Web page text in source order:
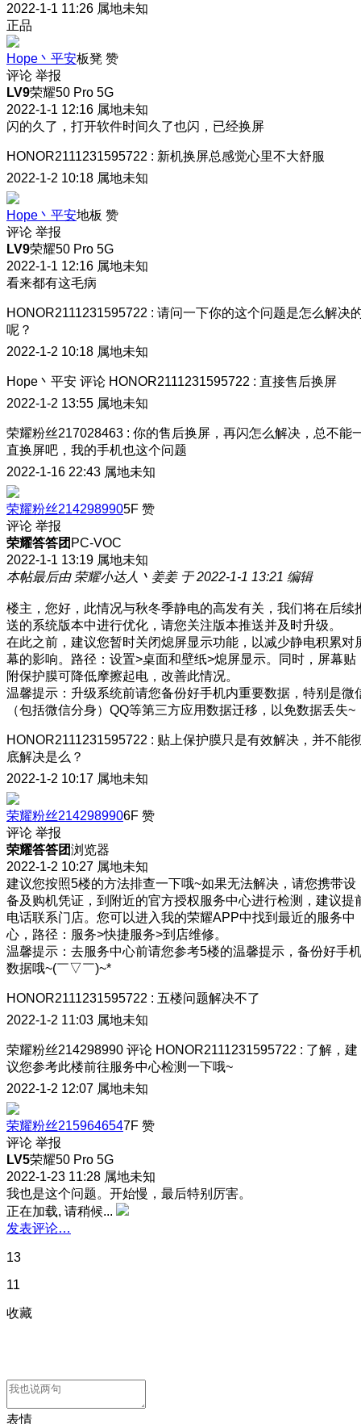
2022-1-1 11:26 属地未知
正品
Hope丶平安板凳 赞
评论 举报
LV9荣耀50 Pro 5G
2022-1-1 12:16 属地未知
闪的久了，打开软件时间久了也闪，已经换屏
HONOR2111231595722 : 新机换屏总感觉心里不大舒服
2022-1-2 10:18 属地未知
Hope丶平安地板 赞
评论 举报
LV9荣耀50 Pro 5G
2022-1-1 12:16 属地未知
看来都有这毛病
HONOR2111231595722 : 请问一下你的这个问题是怎么解决
呢？
2022-1-2 10:18 属地未知
Hope丶平安 评论 HONOR2111231595722 : 直接售后换屏
2022-1-2 13:55 属地未知
荣耀粉丝217028463 : 你的售后换屏，再闪怎么解决，总不能
直换屏吧，我的手机也这个问题
2022-1-16 22:43 属地未知
荣耀粉丝2142989905F 赞
评论 举报
荣耀答答团 PC-VOC
2022-1-1 13:19 属地未知
本帖最后由 荣耀小达人丶姜姜 于 2022-1-1 13:21 编辑
楼主，您好，此情况与秋冬季静电的高发有关，我们将在后续
送的系统版本中进行优化，请您关注版本推送并及时升级。
在此之前，建议您暂时关闭熄屏显示功能，以减少静电积累对
幕的影响。路径：设置>桌面和壁纸>熄屏显示。同时，屏幕贴
附保护膜可降低摩擦起电，改善此情况。
温馨提示：升级系统前请您备份好手机内重要数据，特别是微
（包括微信分身）QQ等第三方应用数据迁移，以免数据丢失~
HONOR2111231595722 : 贴上保护膜只是有效解决，并不能
底解决是么？
2022-1-2 10:17 属地未知
荣耀粉丝2142989906F 赞
评论 举报
荣耀答答团浏览器
2022-1-2 10:27 属地未知
建议您按照5楼的方法排查一下哦~如果无法解决，请您携带设
备及购机凭证，到附近的官方授权服务中心进行检测，建议提
电话联系门店。您可以进入我的荣耀APP中找到最近的服务中
心，路径：服务>快捷服务>到店维修。
温馨提示：去服务中心前请您参考5楼的温馨提示，备份好手机
数据哦~(￣▽￣)~*
HONOR2111231595722 : 五楼问题解决不了
2022-1-2 11:03 属地未知
荣耀粉丝214298990 评论 HONOR2111231595722 : 了解，建
议您参考此楼前往服务中心检测一下哦~
2022-1-2 12:07 属地未知
荣耀粉丝2159646547F 赞
评论 举报
LV5荣耀50 Pro 5G
2022-1-23 11:28 属地未知
我也是这个问题。开始慢，最后特别厉害。
正在加载, 请稍候...
发表评论…
13
11
收藏
表情